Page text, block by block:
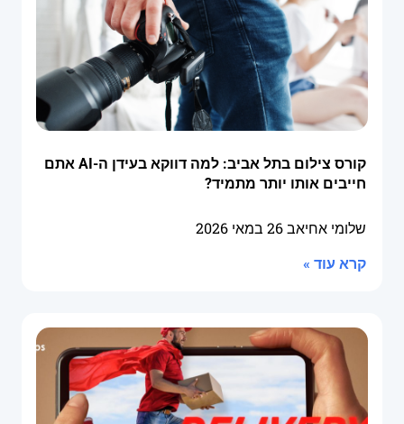
קורס צילום בתל אביב: למה דווקא בעידן ה-AI אתם
חייבים אותו יותר מתמיד?
שלומי אחיאב26 במאי 2026
קרא עוד »